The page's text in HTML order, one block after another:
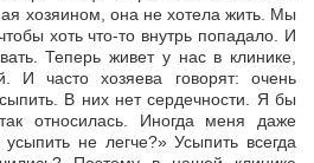
хозяином, она не хотела жить. Мы
хоть что-то внутрь попадало. И
Теперь живет у нас в клинике,
И часто хозяева говорят: очень
В них нет сердечности. Я бы
относилась. Иногда меня даже
не легче?» Усыпить всегда